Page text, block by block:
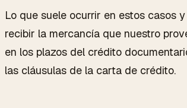
Lo que suele ocurrir en estos casos
recibir la mercancía que nuestro
en los plazos del crédito
las cláusulas de la carta de crédito.